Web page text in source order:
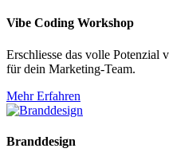
Vibe Coding Workshop
Erschliesse das volle
für dein Marketing-Team.
Mehr Erfahren
Branddesign